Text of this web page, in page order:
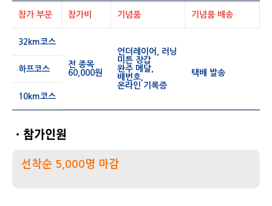
참가 부문 참가비 기념품 기념품 배송
32km코스
전 종목
60,000원
언더레이어, 러닝
미튼 장갑
완주 메달,
배번호,
온라인 기록증
택배 발송
하프코스
10km코스
ㆍ참가인원
선착순 5,000명 마감